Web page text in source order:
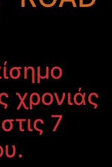
χρονιάς
7